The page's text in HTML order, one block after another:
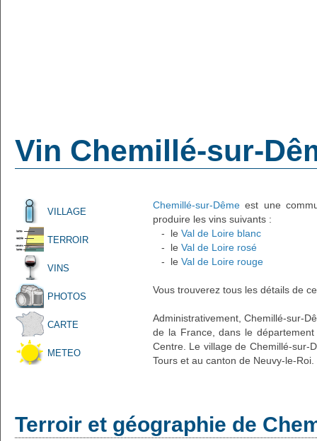
Vin Chemillé-sur-
VILLAGE
TERROIR
VINS
PHOTOS
CARTE
METEO
Chemillé-sur-Dême est une
produire les vins suivants :
- le Val de Loire blanc
- le Val de Loire rosé
- le Val de Loire rouge
Vous trouverez tous les détails de
Administrativement, Chemillé-sur-
de la France, dans le
Centre. Le village de Chemillé-sur-
Tours et au canton de Neuvy-le-
Terroir et géographie de